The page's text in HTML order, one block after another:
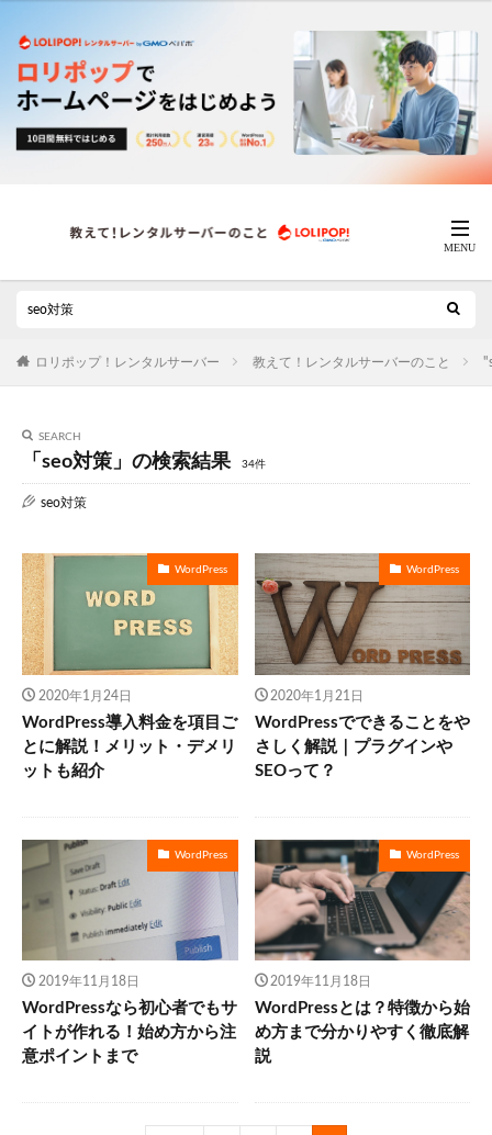
ロリポップ！レンタルサーバー 教えて！レンタルサーバーのこと
SEARCH
「seo対策」の検索結果 34件
seo対策
WordPress
2020年1月24日
WordPress導入料金を項目ご
とに解説！メリット・デメリ
ットも紹介
WordPress
2020年1月21日
WordPressでできることをや
さしく解説｜プラグインや
SEOって？
WordPress
2019年11月18日
WordPressなら初心者でもサ
イトが作れる！始め方から注
意ポイントまで
WordPress
2019年11月18日
WordPressとは？特徴から始
め方まで分かりやすく徹底解
説